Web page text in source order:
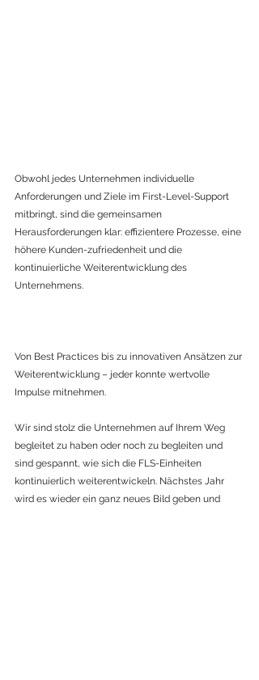
Obwohl jedes Unternehmen individuelle
Anforderungen und Ziele im First-Level-Support
mitbringt, sind die gemeinsamen
Herausforderungen klar: effizientere Prozesse, eine
höhere Kunden-zufriedenheit und die
kontinuierliche Weiterentwicklung des
Unternehmens.
Von Best Practices bis zu innovativen Ansätzen zur
Weiterentwicklung – jeder konnte wertvolle
Impulse mitnehmen.
Wir sind stolz die Unternehmen auf Ihrem Weg
begleitet zu haben oder noch zu begleiten und
sind gespannt, wie sich die FLS-Einheiten
kontinuierlich weiterentwickeln. Nächstes Jahr
wird es wieder ein ganz neues Bild geben und